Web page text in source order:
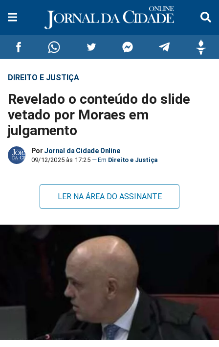
Compartilhar
no
Facebook
Compartilhar
no
Whatsapp
Compartilhar
no
Twitter
no
no
DIREITO E JUSTIÇA
Revelado o conteúdo do slide
vetado por Moraes em
julgamento
Por Jornal da Cidade Online
09/12/2025 às 17:25 Direito e Justiça
LER NA ÁREA DO ASSINANTE